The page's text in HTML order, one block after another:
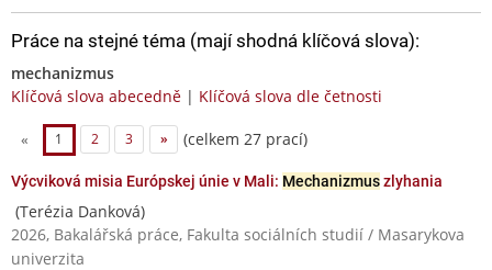
Práce na stejné téma (mají shodná klíčová slova):
mechanizmus
Klíčová slova abecedně | Klíčová slova dle četnosti
« 1 2 3 » (celkem 27 prací)
Výcviková misia Európskej únie v Mali: Mechanizmuszlyhania
(Terézia Danková)
2026, Bakalářská práce, Fakulta sociálních studií / Masarykova
univerzita